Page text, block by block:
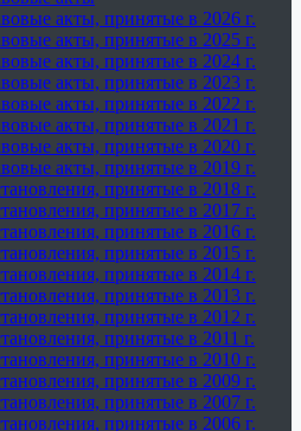
акты, принятые в 2026 г.
акты, принятые в 2025 г.
акты, принятые в 2024 г.
акты, принятые в 2023 г.
акты, принятые в 2022 г.
акты, принятые в 2021 г.
акты, принятые в 2020 г.
акты, принятые в 2019 г.
принятые в 2018 г.
принятые в 2017 г.
принятые в 2016 г.
принятые в 2015 г.
принятые в 2014 г.
принятые в 2013 г.
принятые в 2012 г.
принятые в 2011 г.
принятые в 2010 г.
принятые в 2009 г.
принятые в 2007 г.
принятые в 2006 г.